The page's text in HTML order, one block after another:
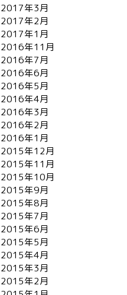
2017年3月
2017年2月
2017年1月
2016年11月
2016年7月
2016年6月
2016年5月
2016年4月
2016年3月
2016年2月
2016年1月
2015年12月
2015年11月
2015年10月
2015年9月
2015年8月
2015年7月
2015年6月
2015年5月
2015年4月
2015年3月
2015年2月